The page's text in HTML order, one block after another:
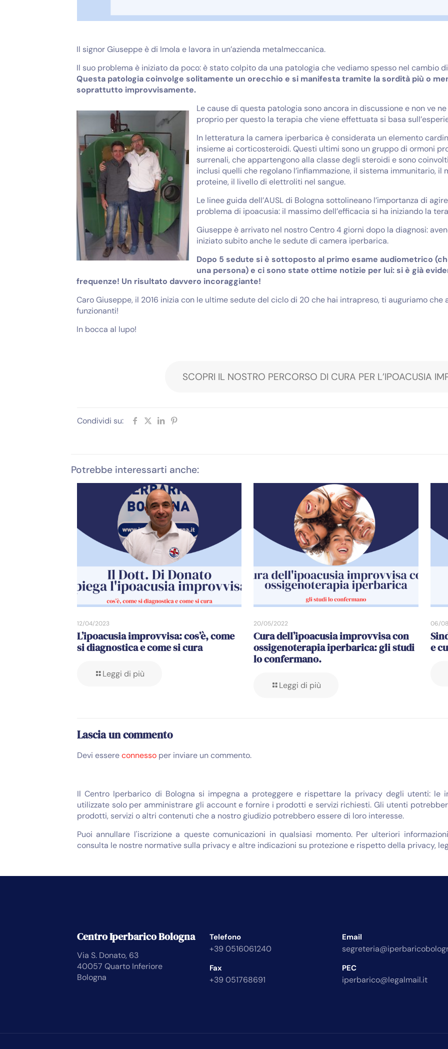
Il signor Giuseppe è di Imola e lavora in un’azienda metalmeccanica.
Il suo problema è iniziato da poco: è stato colpito da una patologia che vediamo spesso nel cambio di
Questa patologia coinvolge solitamente un orecchio e si manifesta tramite la sordità più o
soprattutto improvvisamente.
Le cause di questa patologia sono ancora in discussione e non ve
proprio per questo la terapia che viene effettuata si basa
In letteratura la camera iperbarica è considerata un elemento
insieme ai corticosteroidi. Questi ultimi sono un gruppo di ormoni
surrenali, che appartengono alla classe degli steroidi e sono
inclusi quelli che regolano l’infiammazione, il sistema immunitario,
proteine, il livello di elettroliti nel sangue.
Le linee guida dell’AUSL di Bologna sottolineano l’importanza di
problema di ipoacusia: il massimo dell’efficacia si ha iniziando la
Giuseppe è arrivato nel nostro Centro 4 giorni dopo la diagnosi:
iniziato subito anche le sedute di camera iperbarica.
Dopo 5 sedute si è sottoposto al primo esame audiometrico
una persona) e ci sono state ottime notizie per lui: si è già
frequenze! Un risultato davvero incoraggiante!
Caro Giuseppe, il 2016 inizia con le ultime sedute del ciclo di 20 che hai intrapreso, ti auguriamo
funzionanti!
In bocca al lupo!
SCOPRI IL NOSTRO PERCORSO DI CURA PER L’IPOACUSIA
Condividi su:
Potrebbe interessarti anche:
12/04/2023
L’ipoacusia improvvisa: cos’è, come
si diagnostica e come si cura
Leggi di più
20/05/2022
Cura dell’ipoacusia improvvisa con
ossigenoterapia iperbarica: gli studi
lo confermano.
Leggi di più
06/
e
Lascia un commento
Devi essereconnesso per inviare un commento.
Il Centro Iperbarico di Bologna si impegna a proteggere e rispettare la privacy degli utenti: le
utilizzate solo per amministrare gli account e fornire i prodotti e servizi richiesti. Gli utenti
prodotti, servizi o altri contenuti che a nostro giudizio potrebbero essere di loro interesse.
Puoi annullare l'iscrizione a queste comunicazioni in qualsiasi momento. Per ulteriori
consulta le nostre normative sulla privacy e altre indicazioni su protezione e rispetto della privacy,
Centro Iperbarico Bologna
Via S. Donato, 63
40057 Quarto Inferiore
Bologna
Telefono
+39 0516061240
Fax
+39 051768691
Email
PEC
iperbarico@legalmail.it